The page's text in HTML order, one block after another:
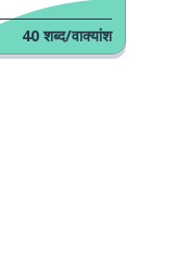
40 शब्द/वाक्यांश